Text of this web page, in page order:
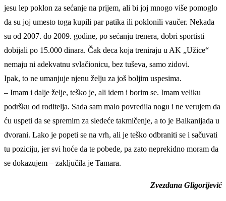
jesu lep poklon za sećanje na prijem, ali bi joj mnogo više pomoglo
da su joj umesto toga kupili par patika ili poklonili vaučer. Nekada
su od 2007. do 2009. godine, po sećanju trenera, dobri sportisti
dobijali po 15.000 dinara. Čak deca koja treniraju u AK „Užice“
nemaju ni adekvatnu svlačionicu, bez tuševa, samo zidovi.
Ipak, to ne umanjuje njenu želju za još boljim uspesima.
– Imam i dalje želje, teško je, ali idem i borim se. Imam veliku
podršku od roditelja. Sada sam malo povredila nogu i ne verujem da
ću uspeti da se spremim za sledeće takmičenje, a to je Balkanijada u
dvorani. Lako je popeti se na vrh, ali je teško odbraniti se i sačuvati
tu poziciju, jer svi hoće da te pobede, pa zato neprekidno moram da
se dokazujem – zaključila je Tamara.
Zvezdana Gligorijević